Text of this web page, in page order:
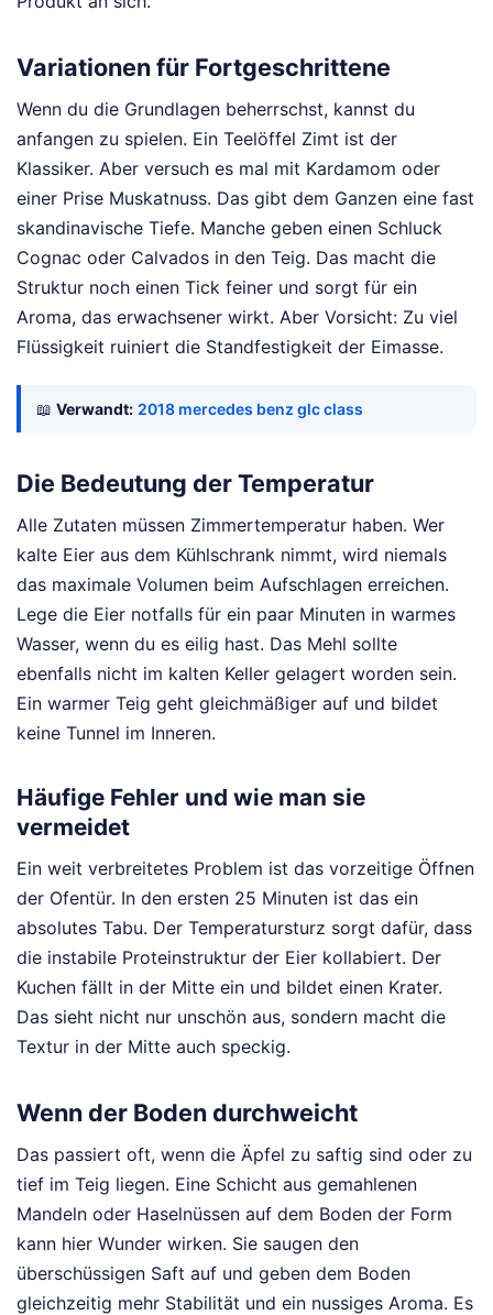
Variationen für Fortgeschrittene
Wenn du die Grundlagen beherrschst, kannst du
anfangen zu spielen. Ein Teelöffel Zimt ist der
Klassiker. Aber versuch es mal mit Kardamom oder
einer Prise Muskatnuss. Das gibt dem Ganzen eine fast
skandinavische Tiefe. Manche geben einen Schluck
Cognac oder Calvados in den Teig. Das macht die
Struktur noch einen Tick feiner und sorgt für ein
Aroma, das erwachsener wirkt. Aber Vorsicht: Zu viel
Flüssigkeit ruiniert die Standfestigkeit der Eimasse.
📖 Verwandt: 2018 mercedes benz glc class
Die Bedeutung der Temperatur
Alle Zutaten müssen Zimmertemperatur haben. Wer
kalte Eier aus dem Kühlschrank nimmt, wird niemals
das maximale Volumen beim Aufschlagen erreichen.
Lege die Eier notfalls für ein paar Minuten in warmes
Wasser, wenn du es eilig hast. Das Mehl sollte
ebenfalls nicht im kalten Keller gelagert worden sein.
Ein warmer Teig geht gleichmäßiger auf und bildet
keine Tunnel im Inneren.
Häufige Fehler und wie man sie
vermeidet
Ein weit verbreitetes Problem ist das vorzeitige Öffnen
der Ofentür. In den ersten 25 Minuten ist das ein
absolutes Tabu. Der Temperatursturz sorgt dafür, dass
die instabile Proteinstruktur der Eier kollabiert. Der
Kuchen fällt in der Mitte ein und bildet einen Krater.
Das sieht nicht nur unschön aus, sondern macht die
Textur in der Mitte auch speckig.
Wenn der Boden durchweicht
Das passiert oft, wenn die Äpfel zu saftig sind oder zu
tief im Teig liegen. Eine Schicht aus gemahlenen
Mandeln oder Haselnüssen auf dem Boden der Form
kann hier Wunder wirken. Sie saugen den
überschüssigen Saft auf und geben dem Boden
gleichzeitig mehr Stabilität und ein nussiges Aroma. Es